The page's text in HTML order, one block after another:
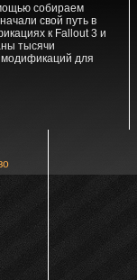
собираем
свой путь в
к Fallout 3 и
тысячи
модификаций для